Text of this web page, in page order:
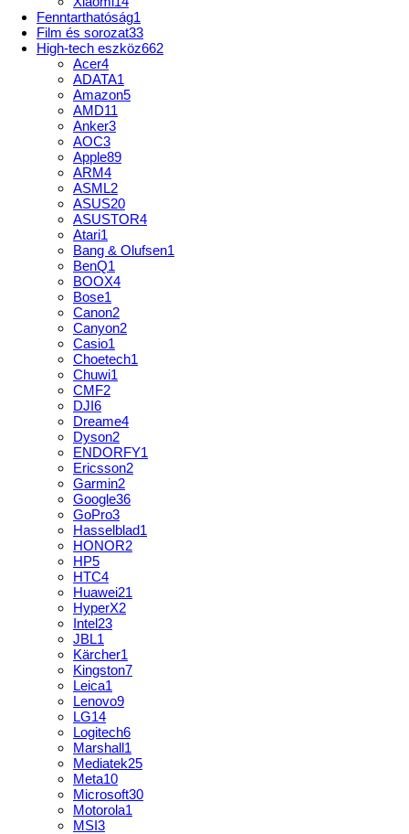
Fenntarthatóság1
Film és sorozat33
High-tech eszköz662
Acer4
ADATA1
Amazon5
AMD11
Anker3
AOC3
Apple89
ARM4
ASML2
ASUS20
ASUSTOR4
Atari1
Bang & Olufsen1
BenQ1
BOOX4
Bose1
Canon2
Canyon2
Casio1
Choetech1
Chuwi1
CMF2
DJI6
Dreame4
Dyson2
ENDORFY1
Ericsson2
Garmin2
Google36
GoPro3
Hasselblad1
HONOR2
HP5
HTC4
Huawei21
HyperX2
Intel23
JBL1
Kärcher1
Kingston7
Leica1
Lenovo9
LG14
Logitech6
Marshall1
Mediatek25
Meta10
Microsoft30
Motorola1
MSI3